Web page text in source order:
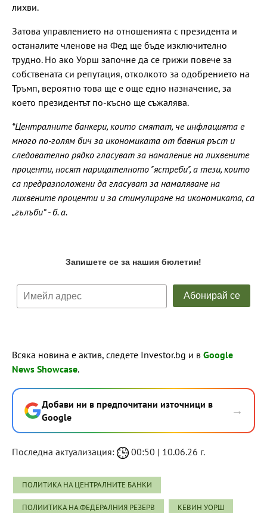
лихви.
Затова управлението на отношенията с президента и
останалите членове на Фед ще бъде изключително
трудно. Но ако Уорш започне да се грижи повече за
собствената си репутация, отколкото за одобрението на
Тръмп, вероятно това ще е още едно назначение, за
което президентът по-късно ще съжалява.
*Централните банкери, които смятат, че инфлацията е
много по-голям бич за икономиката от бавния ръст и
следователно рядко гласуват за намаление на лихвените
проценти, носят нарицателното "ястреби", а тези, които
са предразположени да гласуват за намаляване на
лихвените проценти и за стимулиране на икономиката, са
„гълъби“ - б. а.
Всяка новина е актив, следете Investor.bg и в Google
News Showcase.
Добави ни в предпочитани източници в
Google
→
Последна актуализация: 00:50 | 10.06.26 г.
ПОЛИТИКА НА ЦЕНТРАЛНИТЕ БАНКИ
ПОЛИИТИКА НА ФЕДЕРАЛНИЯ РЕЗЕРВ КЕВИН УОРШ